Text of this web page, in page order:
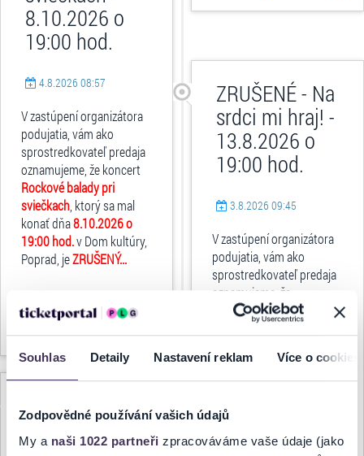
Souhlas Detaily Nastavení reklam Více o cookies
Zodpovědné používání vašich údajů
My a naši 1022 partneři zpracováváme vaše údaje (jako
8.10.2026 o
19:00 hod.
4.8.2026 08:57
V zastúpení organizátora
podujatia, vám ako
sprostredkovateľ predaja
oznamujeme, že koncert
Rockové balady pri
sviečkach , ktorý sa mal
konať dňa8.10.2026 o
19:00 hod.v Dom kultúry,
Poprad, jeZRUŠENÝ...
celý článok
ZRUŠENÉ - Na
srdci mi hraj! -
13.8.2026 o
19:00 hod.
3.8.2026 09:45
V zastúpení organizátora
podujatia, vám ako
sprostredkovateľ predaja
oznamujeme, že
predstavenieNa srdci mi
, ktoré sa malo konať
hod.v Amfiteáter Trnava, je
ZRUŠENÉ...
celý článok
ZRUŠENÉ -
Orchester